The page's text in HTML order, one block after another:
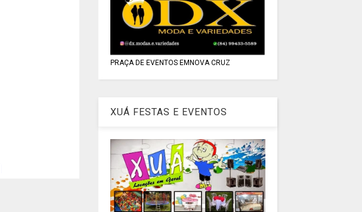
PRAÇA DE EVENTOS EMNOVA CRUZ
XUÁ FESTAS E EVENTOS